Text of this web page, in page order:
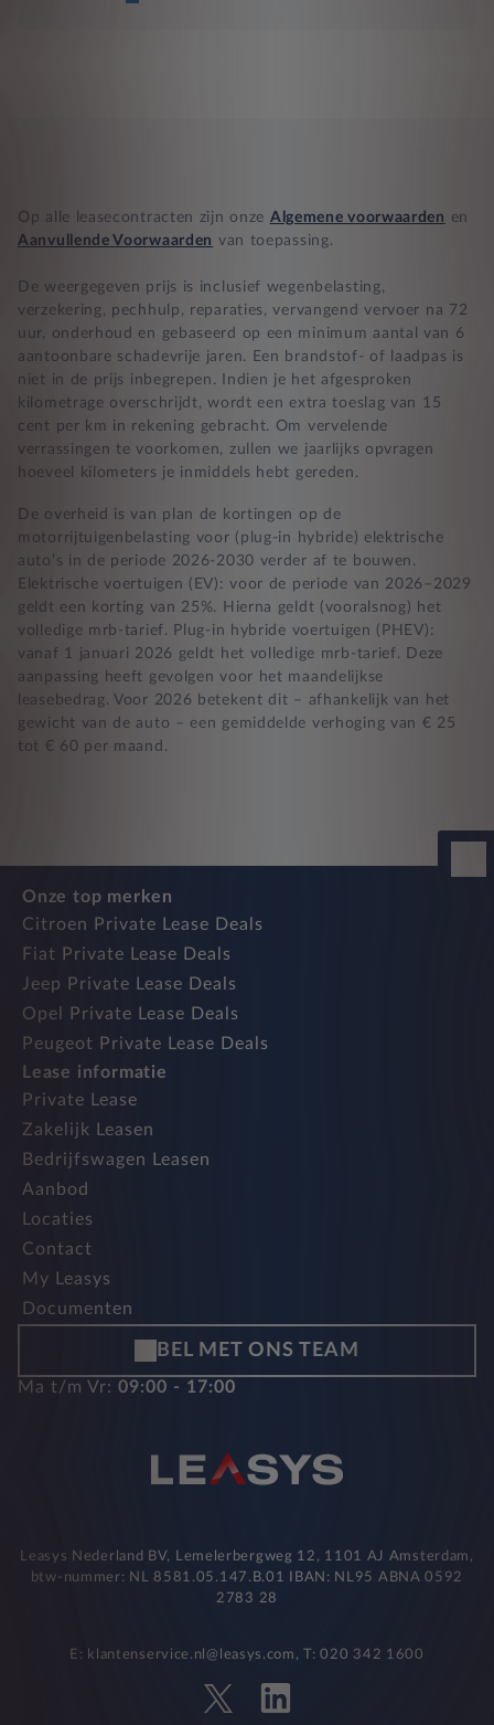
Zekerheid bij klachten
Op alle leasecontracten zijn onze Algemene voorwaarden en
Aanvullende Voorwaarden van toepassing.
De weergegeven prijs is inclusief wegenbelasting,
verzekering, pechhulp, reparaties, vervangend vervoer na 72
uur, onderhoud en gebaseerd op een minimum aantal van 6
aantoonbare schadevrije jaren. Een brandstof- of laadpas is
niet in de prijs inbegrepen. Indien je het afgesproken
kilometrage overschrijdt, wordt een extra toeslag van 15
cent per km in rekening gebracht. Om vervelende
verrassingen te voorkomen, zullen we jaarlijks opvragen
hoeveel kilometers je inmiddels hebt gereden.
De overheid is van plan de kortingen op de
motorrijtuigenbelasting voor (plug-in hybride) elektrische
auto’s in de periode 2026-2030 verder af te bouwen.
Elektrische voertuigen (EV): voor de periode van 2026–2029
geldt een korting van 25%. Hierna geldt (vooralsnog) het
volledige mrb-tarief. Plug-in hybride voertuigen (PHEV):
vanaf 1 januari 2026 geldt het volledige mrb-tarief. Deze
aanpassing heeft gevolgen voor het maandelijkse
leasebedrag. Voor 2026 betekent dit – afhankelijk van het
gewicht van de auto – een gemiddelde verhoging van € 25
tot € 60 per maand.
Onze top merken
Citroen Private Lease Deals
Fiat Private Lease Deals
Jeep Private Lease Deals
Opel Private Lease Deals
Peugeot Private Lease Deals
Lease informatie
Private Lease
Zakelijk Leasen
Bedrijfswagen Leasen
Aanbod
Locaties
Contact
My Leasys
Documenten
BEL MET ONS TEAM
Ma t/m Vr: 09:00 - 17:00
Leasys Nederland BV, Lemelerbergweg 12, 1101 AJ Amsterdam,
btw-nummer: NL 8581.05.147.B.01 IBAN: NL95 ABNA 0592
2783 28
E: klantenservice.nl@leasys.com, T: 020 342 1600